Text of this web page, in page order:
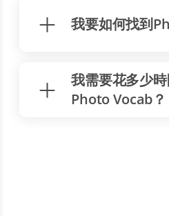
我要如何找到
我需要花多少
Photo Vocab？